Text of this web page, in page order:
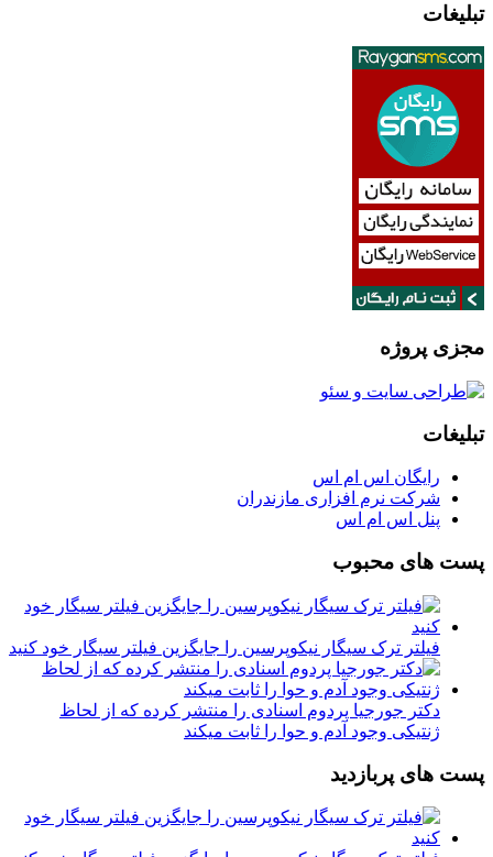
تبلیغات
مجزی پروژه
تبلیغات
رایگان اس ام اس
شرکت نرم افزاری مازندران
پنل اس ام اس
پست های محبوب
فیلتر ترک سیگار نیکوپرسین را جایگزین فیلتر سیگار خود کنید
دکتر جورجیا پردوم اسنادی را منتشر کرده که از لحاظ
ژنتیکی وجود آدم و حوا را ثابت میکند
پست های پربازدید